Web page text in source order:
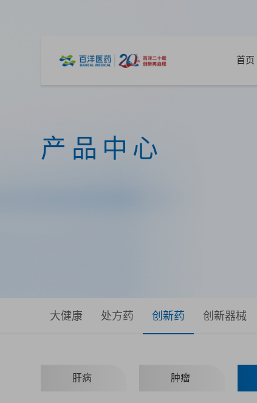
首页
产品中心
大健康 处方药 创新药 创新器械
肝病 肿瘤